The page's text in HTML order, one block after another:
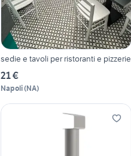
sedie e tavoli per ristoranti e pizzerie
21 €
Napoli(NA)